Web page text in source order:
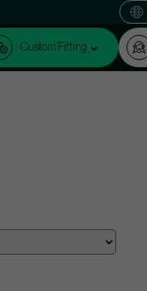
Custom Fitting